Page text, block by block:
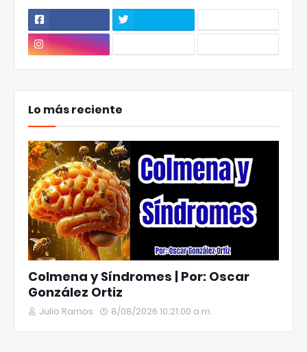
Lo más reciente
Colmena y Síndromes | Por: Oscar
González Ortiz
Julio Ramos 8/08/2026 10:21:00 a.m.